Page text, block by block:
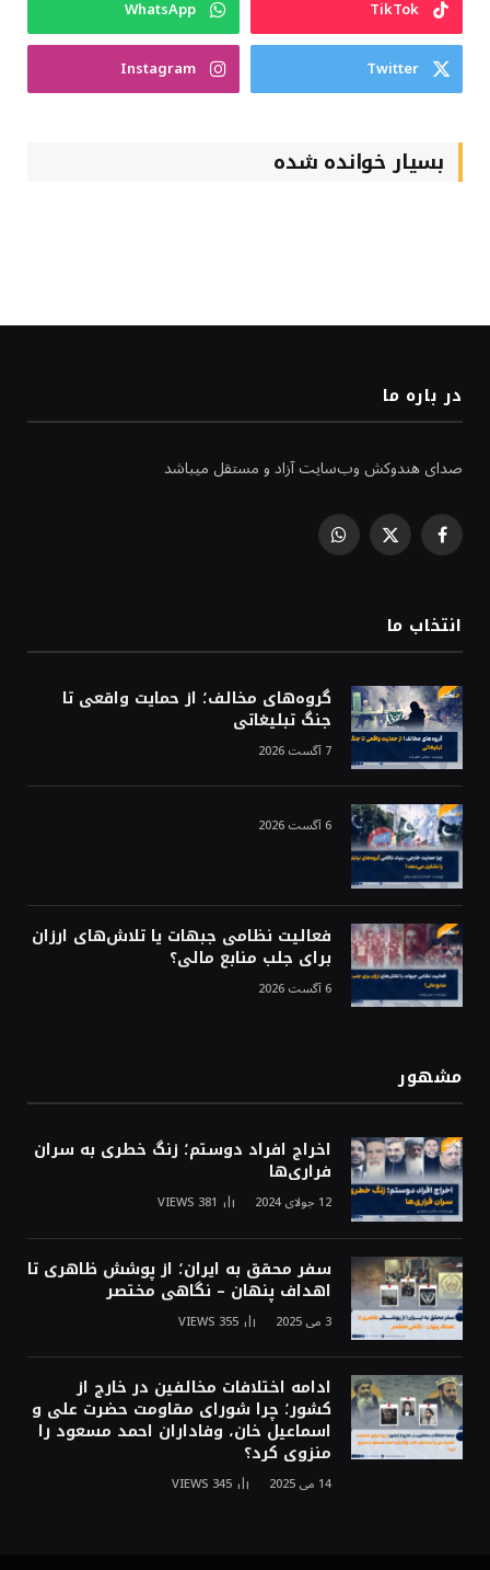
TikTok
WhatsApp
Twitter
Instagram
بسیار خوانده شده
در باره ما
صدای هندوکش وب‌سایت آزاد و مستقل میباشد
Facebook
X
WhatsApp
انتخاب ما
گروه‌های مخالف؛ از حمایت واقعی تا
جنگ تبلیغاتی
7 آگست 2026
6 آگست 2026
فعالیت نظامی جبهات یا تلاش‌های ارزان
برای جلب منابع مالی؟
6 آگست 2026
مشهور
اخراج افراد دوستم؛ زنگ خطری به سران
فراری‌ها
12 جولای 2024 381
VIEWS
سفر محقق به ایران؛ از پوشش ظاهری تا
اهداف پنهان – نگاهی مختصر
3 می 2025 355
VIEWS
ادامه اختلافات مخالفین در خارج از
کشور؛ چرا شورای مقاومت حضرت علی و
اسماعیل خان، وفاداران احمد مسعود را
منزوی کرد؟
14 می 2025 345
VIEWS